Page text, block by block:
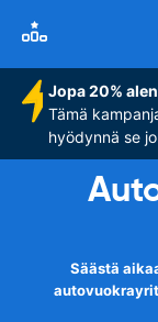
Jopa 20%
Tämä
hyödynnä se
Säästä